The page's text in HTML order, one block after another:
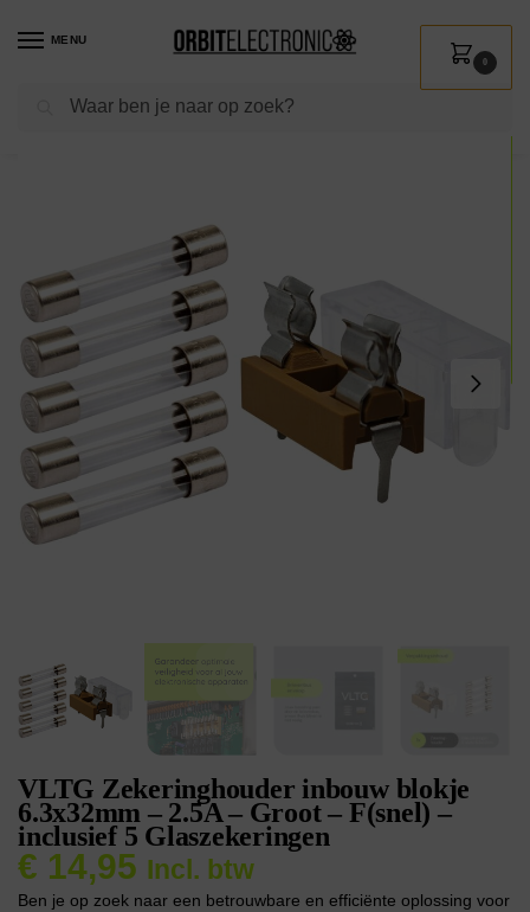
MENU
Zoeken
0
Shop / Installatie Groepenkasten & Industrie
VLTG Zekeringhouder inbouw blokje
6.3x32mm – 2.5A – Groot – F(snel) –
inclusief 5 Glaszekeringen
€ 14,95 Incl. btw
Ben je op zoek naar een betrouwbare en efficiënte oplossing voor